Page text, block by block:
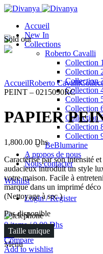
Accueil
New In
Collections
Roberto Cavalli
Collection 1
Collection
Collection
Collection
Collection
Collection
Collection
Collection
Collection
BeBlumarine
A propos de nous
Nous contacter
Wishlist
Login / Register
0items / 0.00Dhs
FR
Menu
Sold out
AccueilRoberto Cavalli
PEINT – 0215090RC
PAPIER
1,800.00 Dhs
Caractérisé par son intensité
audacieux introduit un style
votre maison. Facile à
marque dans un imprimé
(Nettoyage à sec )
Pas disponible
Taille unique
Compare
Add to wishlist